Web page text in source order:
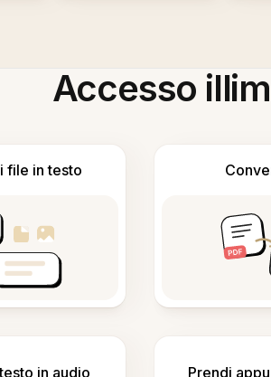
Accesso
file in testo
in audio Prendi